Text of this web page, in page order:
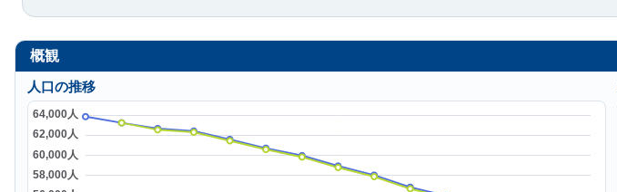
概観
人口の推移